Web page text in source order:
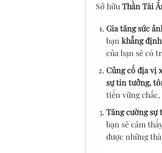
Sở hữu Thần Tài
Gia tăng sức
bạn khẳng
của bạn sẽ có
Củng cố địa vị
sự tin tưởng,
tiến vững
Tăng cường sự
bạn sẽ cảm
được những